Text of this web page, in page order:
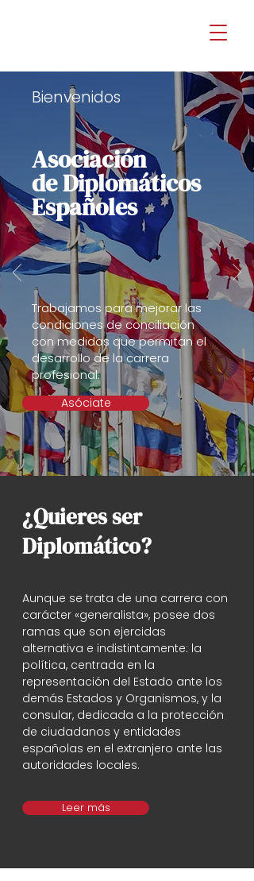
Bienvenidos
Asociación
de Diplomáticos
Españoles
Trabajamos para mejorar las
condiciones de conciliación
con medidas que permitan el
desarrollo de la carrera
profesional.
Asóciate
¿Quieres ser
Diplomático?
Aunque se trata de una carrera con
carácter «generalista», posee dos
ramas que son ejercidas
alternativa e indistintamente: la
política, centrada en la
representación del Estado ante los
demás Estados y Organismos, y la
consular, dedicada a la protección
de ciudadanos y entidades
españolas en el extranjero ante las
autoridades locales.
Leer más